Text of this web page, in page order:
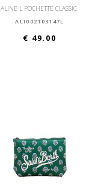
ALINE L POCHETTE CLASSIC
ALI002103147L
€ 49.00